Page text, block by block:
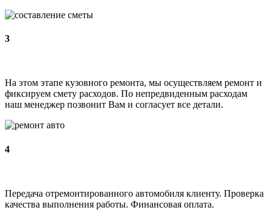
3
На этом этапе кузовного ремонта, мы осуществляем ремонт и
фиксируем смету расходов. По непредвиденным расходам
наш менеджер позвонит Вам и согласует все детали.
4
Передача отремонтированного автомобиля клиенту. Проверка
качества выполнения работы. Финансовая оплата.